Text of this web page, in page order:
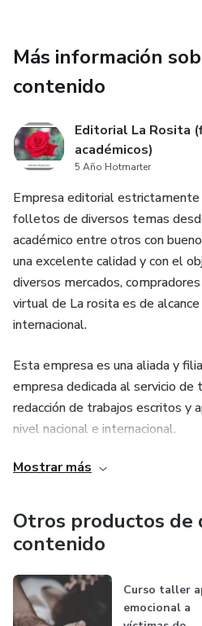
Más información
contenido
Editorial La Rosita
académicos)
5 Año Hotmarter
Empresa editorial
folletos de diversos temas
académico entre otros con
una excelente calidad y con el
diversos mercados,
virtual de La rosita es de
internacional.
Esta empresa es una aliada y
empresa dedicada al servicio de
redacción de trabajos escritos y
nivel nacional e internacional.
Mostrar más
Otros productos de
contenido
Curso taller
emocional a